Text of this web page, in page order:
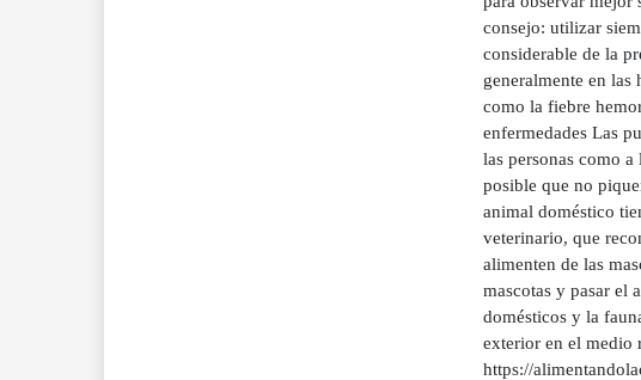
consejo: utilizar
considerable de la
generalmente en las
como la fiebre
enfermedades Las
las personas como
posible que no
animal doméstico
veterinario, que
alimenten de las
mascotas y pasar el
domésticos y la
exterior en el medio
https://